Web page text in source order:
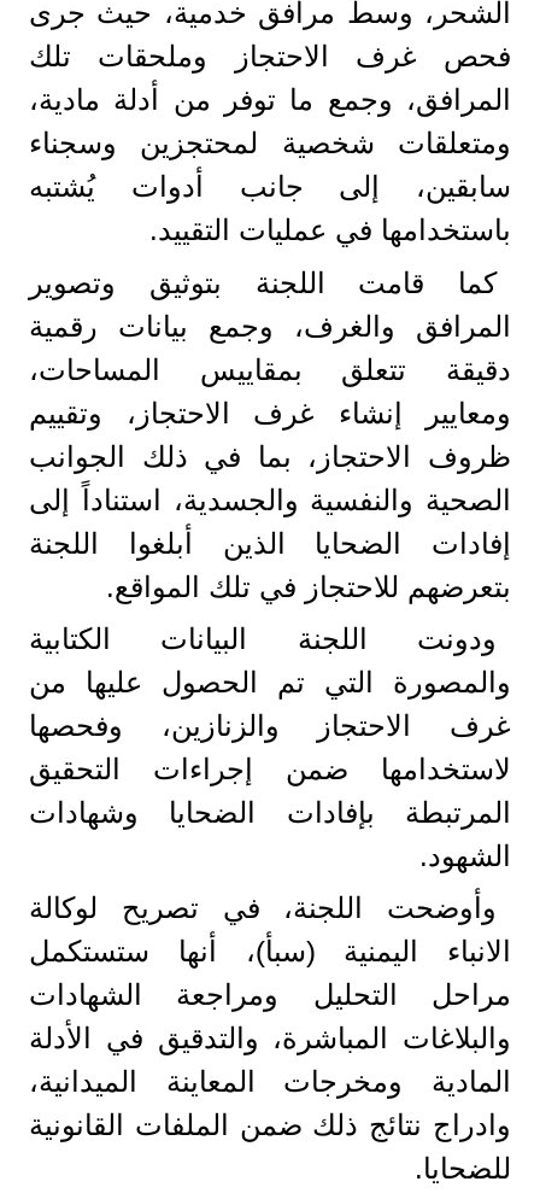
الشحر، وسط مرافق خدمية، حيث جرى
فحص غرف الاحتجاز وملحقات تلك
المرافق، وجمع ما توفر من أدلة مادية،
ومتعلقات شخصية لمحتجزين وسجناء
سابقين، إلى جانب أدوات يُشتبه
باستخدامها في عمليات التقييد.
كما قامت اللجنة بتوثيق وتصوير
المرافق والغرف، وجمع بيانات رقمية
دقيقة تتعلق بمقاييس المساحات،
ومعايير إنشاء غرف الاحتجاز، وتقييم
ظروف الاحتجاز، بما في ذلك الجوانب
الصحية والنفسية والجسدية، استناداً إلى
إفادات الضحايا الذين أبلغوا اللجنة
بتعرضهم للاحتجاز في تلك المواقع.
ودونت اللجنة البيانات الكتابية
والمصورة التي تم الحصول عليها من
غرف الاحتجاز والزنازين، وفحصها
لاستخدامها ضمن إجراءات التحقيق
المرتبطة بإفادات الضحايا وشهادات
الشهود.
وأوضحت اللجنة، في تصريح لوكالة
الانباء اليمنية (سبأ)، أنها ستستكمل
مراحل التحليل ومراجعة الشهادات
والبلاغات المباشرة، والتدقيق في الأدلة
المادية ومخرجات المعاينة الميدانية،
وادراج نتائج ذلك ضمن الملفات القانونية
للضحايا.